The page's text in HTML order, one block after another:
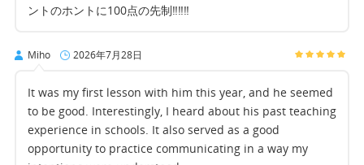
ントのホントに100点の先制‼‼‼
Miho 2026年7月28日
It was my first lesson with him this year, and he seemed
to be good. Interestingly, I heard about his past teaching
experience in schools. It also served as a good
opportunity to practice communicating in a way my